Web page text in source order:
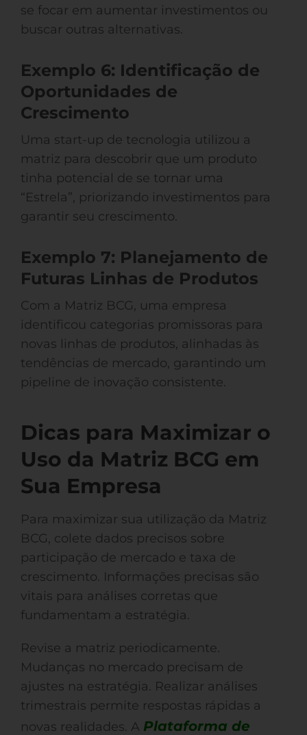
se focar em aumentar investimentos ou
buscar outras alternativas.
Exemplo 6: Identificação de
Oportunidades de
Crescimento
Uma start-up de tecnologia utilizou a
matriz para descobrir que um produto
tinha potencial de se tornar uma
“Estrela”, priorizando investimentos para
garantir seu crescimento.
Exemplo 7: Planejamento de
Futuras Linhas de Produtos
Com a Matriz BCG, uma empresa
identificou categorias promissoras para
novas linhas de produtos, alinhadas às
tendências de mercado, garantindo um
pipeline de inovação consistente.
Dicas para Maximizar o
Uso da Matriz BCG em
Sua Empresa
Para maximizar sua utilização da Matriz
BCG, colete dados precisos sobre
participação de mercado e taxa de
crescimento. Informações precisas são
vitais para análises corretas que
fundamentam a estratégia.
Revise a matriz periodicamente.
Mudanças no mercado precisam de
ajustes na estratégia. Realizar análises
trimestrais permite respostas rápidas a
novas realidades. A Plataforma de